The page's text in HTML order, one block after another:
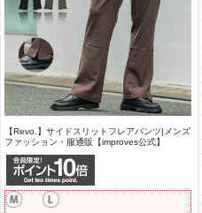
【Revo.】サイドスリットフレアパンツ|メンズ
ファッション・服通販【improves公式】